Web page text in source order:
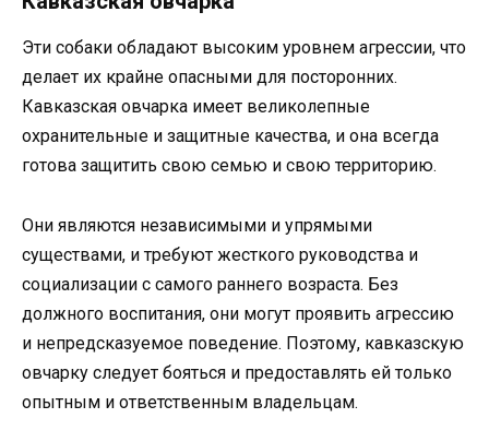
Эти собаки обладают высоким уровнем агрессии, что
делает их крайне опасными для посторонних.
Кавказская овчарка имеет великолепные
охранительные и защитные качества, и она всегда
готова защитить свою семью и свою территорию.
Они являются независимыми и упрямыми
существами, и требуют жесткого руководства и
социализации с самого раннего возраста. Без
должного воспитания, они могут проявить агрессию
и непредсказуемое поведение. Поэтому, кавказскую
овчарку следует бояться и предоставлять ей только
опытным и ответственным владельцам.